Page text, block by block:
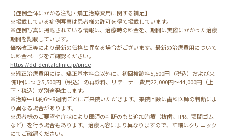
【症例全体にかかる注記・矯正治療費用に関する補足】
※掲載している症例写真は患者様の許可を得て掲載しています。
※症例写真に掲載されている情報は、治療時の料金を、期間は実際にかかった治療
期間を記載しています。
価格改正等により最新の価格と異なる場合がございます。最新の治療費用について
は料金ページをご確認ください。
https://dd-dentalclinic.jp/price
※矯正治療費用には、矯正基本料金以外に、初回検診料5,500円（税込）および来
院1回につき5,500円（税込）の再診料、リテーナー費用22,000円～44,000円（上
下・税込）が別途発生します。
※治療中は約6～8週間ごとにご来院いただきます。来院回数は歯科医師の判断によ
り異なる場合があります。
※患者様のご要望や症状により医師の判断のもと追加治療（抜歯、IPR、顎間ゴム
など）を行う場合もあります。治療内容により異なりますので、詳細はクリニック
にてご確認ください。